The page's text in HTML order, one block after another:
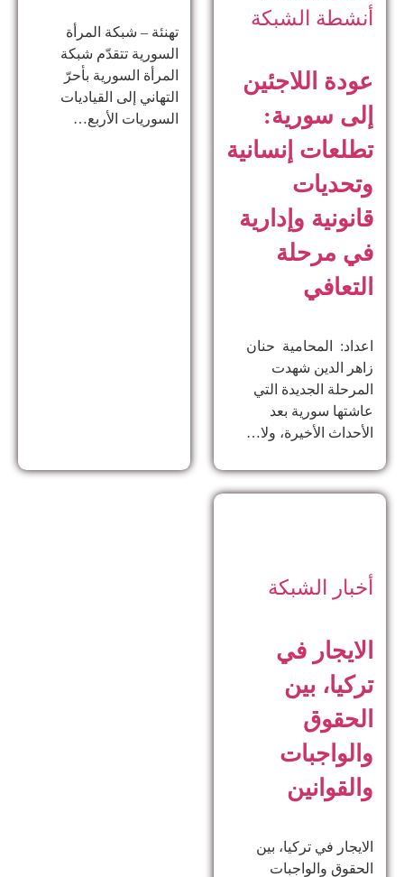
أنشطة الشبكة
عودة اللاجئين
إلى سورية:
تطلعات إنسانية
وتحديات
قانونية وإدارية
في مرحلة
التعافي
اعداد: المحامية حنان
زاهر الدين ​شهدت
المرحلة الجديدة التي
عاشتها سورية بعد
الأحداث الأخيرة، ولا…
تهنئة – شبكة المرأة
السورية تتقدّم شبكة
المرأة السورية بأحرّ
التهاني إلى القياديات
السوريات الأربع…
أخبار الشبكة
الايجار في
تركيا، بين
الحقوق
والواجبات
والقوانين
الايجار في تركيا، بين
الحقوق والواجبات